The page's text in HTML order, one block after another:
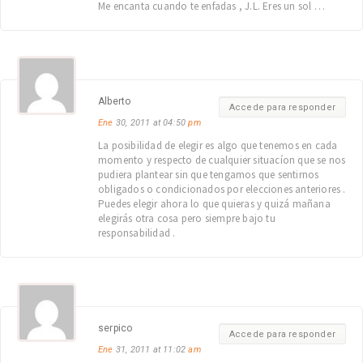
Me encanta cuando te enfadas , J.L. Eres un sol …
Accede para responder
Alberto
Ene 30, 2011 at 04:50pm
La posibilidad de elegir es algo que tenemos en cada
momento y respecto de cualquier situacíon que se nos
pudiera plantear sin que tengamos que sentirnos
obligados o condicionados por elecciones anteriores .
Puedes elegir ahora lo que quieras y quizá mañana
elegirás otra cosa pero siempre bajo tu
responsabilidad .
Accede para responder
serpico
Ene 31, 2011 at 11:02am